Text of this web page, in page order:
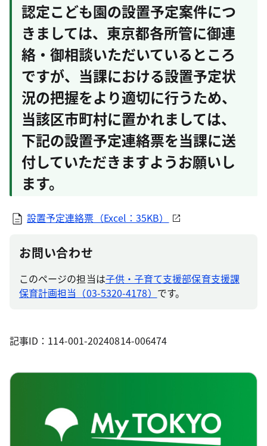
認定こども園の設置予定案件につ
きましては、東京都各所管に御連
絡・御相談いただいているところ
ですが、当課における設置予定状
況の把握をより適切に行うため、
当該区市町村に置かれましては、
下記の設置予定連絡票を当課に送
付していただきますようお願いし
ます。
設置予定連絡票（Excel：35KB）
お問い合わせ
このページの担当は子供・子育て支援部保育支援課
保育計画担当（03-5320-4178） です。
記事ID：114-001-20240814-006474